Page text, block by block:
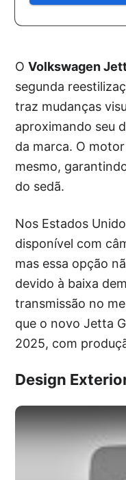
OVolkswagen
segunda
traz mudanças
aproximando seu
da marca. O
mesmo,
do sedã.
Nos Estados
disponível com
mas essa opção
devido à baixa
transmissão no
que o novo Jetta
2025, com
Design